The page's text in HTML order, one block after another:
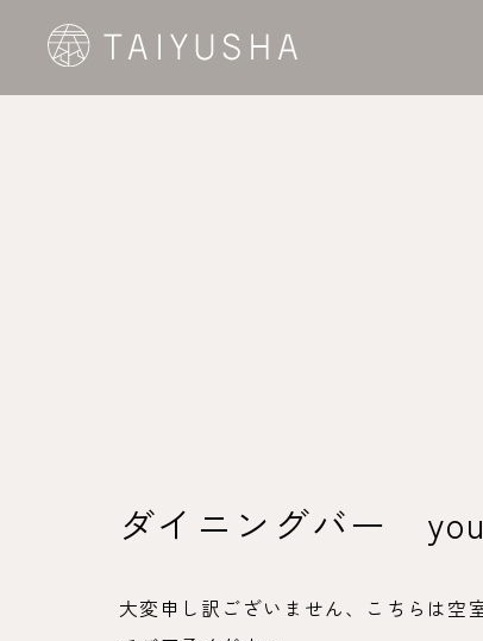
ダイニングバー you
大変申し訳ございません、こちらは空